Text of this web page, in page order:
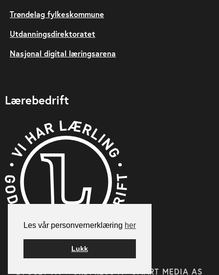
Les vår personvernerklæring her
Lukk
Trøndelag fylkeskommune
Utdanningsdirektoratet
Nasjonal digital læringsarena
Lærebedrift
SMART MEDIA AS